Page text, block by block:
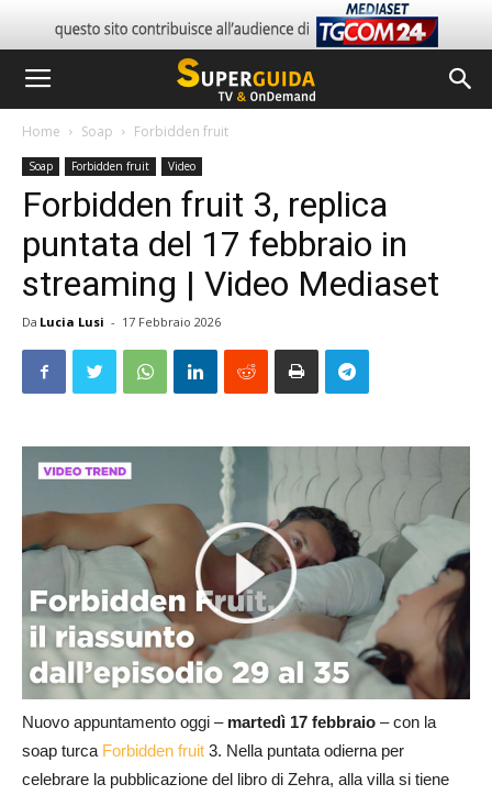
Home Soap Forbidden fruit
Soap Forbidden fruit Video
Forbidden fruit 3, replica
puntata del 17 febbraio in
streaming | Video Mediaset
Da Lucia Lusi - 17 Febbraio 2026
Nuovo appuntamento oggi – martedì 17 febbraio – con la
soap turca Forbidden fruit 3. Nella puntata odierna per
celebrare la pubblicazione del libro di Zehra, alla villa si tiene